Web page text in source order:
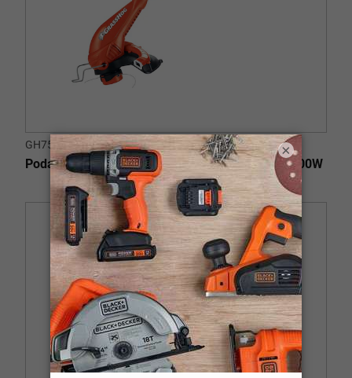
GH750-B3
Podadora / Bordeadora 35cm (14") de Ancho - 800W
×